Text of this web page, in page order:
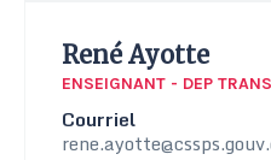
René Ayotte
ENSEIGNANT - DEP
Courriel